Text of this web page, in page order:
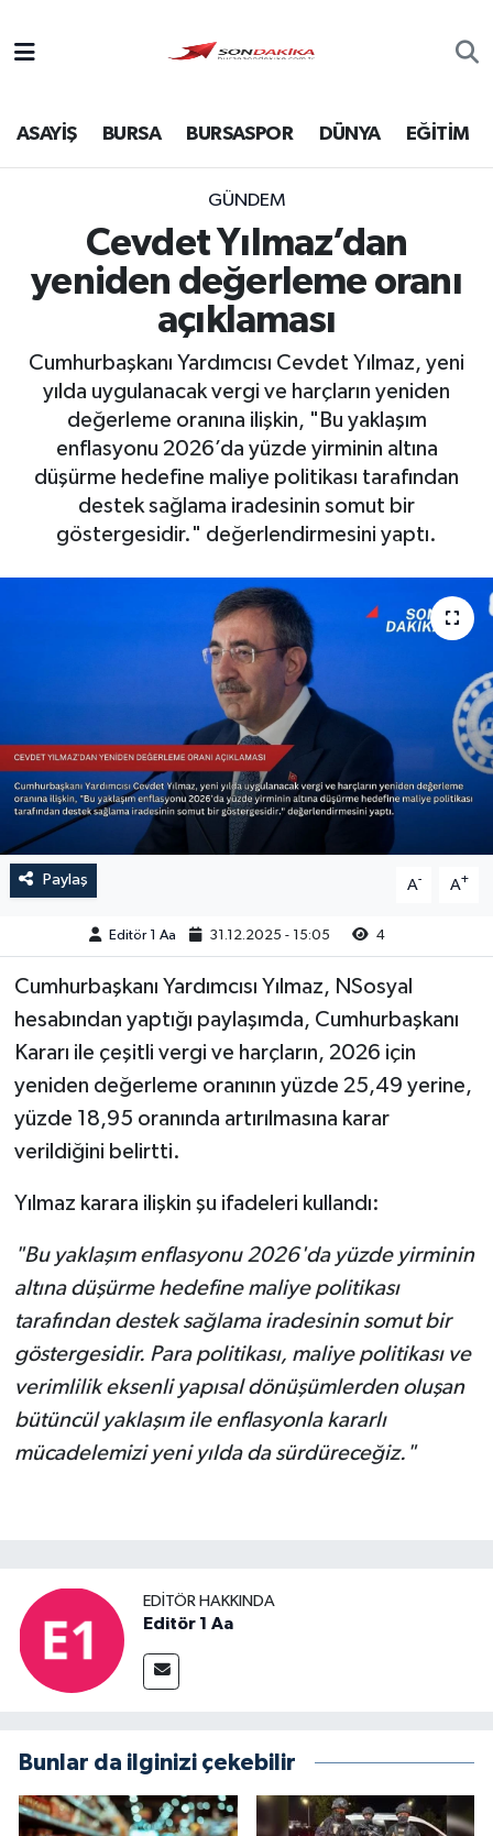
ASAYİŞ BURSA BURSASPOR DÜNYA EĞİTİM
GÜNDEM
Cevdet Yılmaz’dan
yeniden değerleme oranı
açıklaması
Cumhurbaşkanı Yardımcısı Cevdet Yılmaz, yeni
yılda uygulanacak vergi ve harçların yeniden
değerleme oranına ilişkin, "Bu yaklaşım
enflasyonu 2026’da yüzde yirminin altına
düşürme hedefine maliye politikası tarafından
destek sağlama iradesinin somut bir
göstergesidir." değerlendirmesini yaptı.
Paylaş A- A+
Editör 1 Aa 31.12.2025 - 15:05 4
Cumhurbaşkanı Yardımcısı Yılmaz, NSosyal
hesabından yaptığı paylaşımda, Cumhurbaşkanı
Kararı ile çeşitli vergi ve harçların, 2026 için
yeniden değerleme oranının yüzde 25,49 yerine,
yüzde 18,95 oranında artırılmasına karar
verildiğini belirtti.
Yılmaz karara ilişkin şu ifadeleri kullandı:
"Bu yaklaşım enflasyonu 2026'da yüzde yirminin
altına düşürme hedefine maliye politikası
tarafından destek sağlama iradesinin somut bir
göstergesidir. Para politikası, maliye politikası ve
verimlilik eksenli yapısal dönüşümlerden oluşan
bütüncül yaklaşım ile enflasyonla kararlı
mücadelemizi yeni yılda da sürdüreceğiz."
EDITÖR HAKKINDA
Editör 1 Aa
Bunlar da ilginizi çekebilir
Bursa
Ekonomi
Genel
Gündem
Magazin
Sağlık
Video Galeri